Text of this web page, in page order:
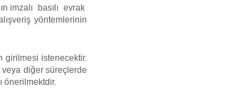
imzalı basılı evrak
yöntemlerinin
girilmesi istenecektir.
diğer süreçlerde
önerilmektdir.